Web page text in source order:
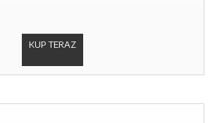
KUP TERAZ